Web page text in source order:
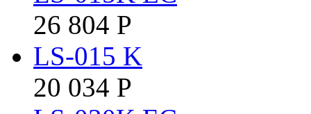
26 804 Р
LS-015 K
20 034 Р